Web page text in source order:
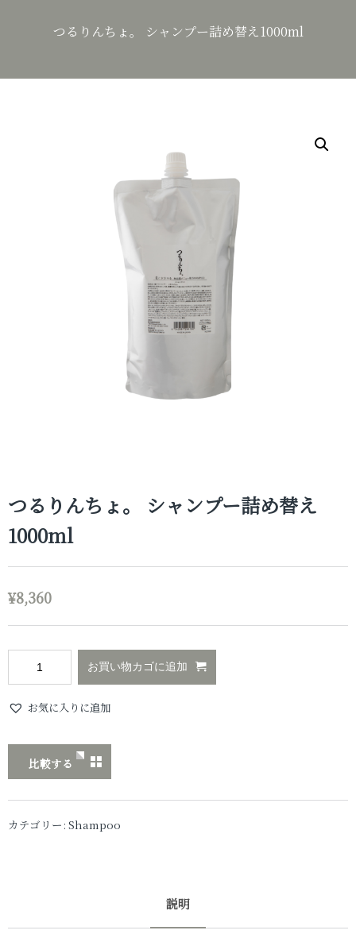
つるりんちょ。 シャンプー詰め替え1000ml
つるりんちょ。 シャンプー詰め替え
1000ml
¥8,360
お買い物カゴに追加
お気に入りに追加
比較する
カテゴリー: Shampoo
説明